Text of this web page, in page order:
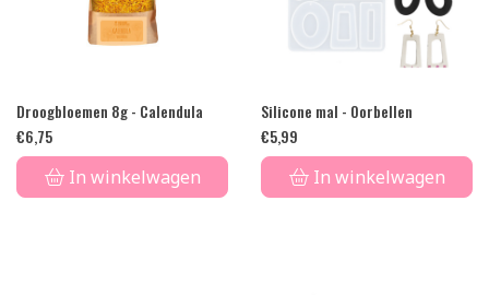
Droogbloemen 8g - Calendula
€6,75
In winkelwagen
Silicone mal - Oorbellen
€5,99
In winkelwagen